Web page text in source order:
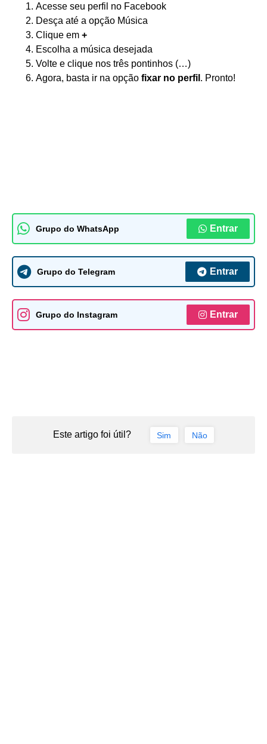
Acesse seu perfil no Facebook
Desça até a opção Música
Clique em +
Escolha a música desejada
Volte e clique nos três pontinhos (…)
Agora, basta ir na opção fixar no perfil . Pronto!
Grupo do WhatsApp Entrar
Grupo do Telegram Entrar
Grupo do Instagram Entrar
Este artigo foi útil? Sim Não